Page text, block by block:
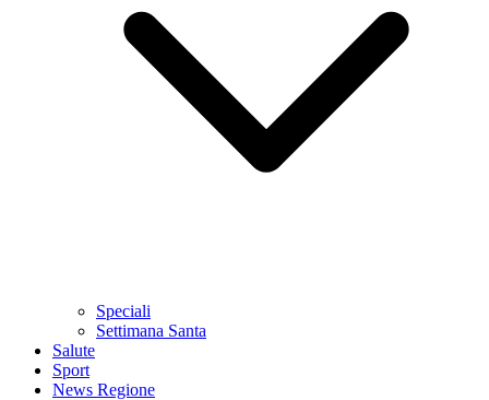
Speciali
Settimana Santa
Salute
Sport
News Regione